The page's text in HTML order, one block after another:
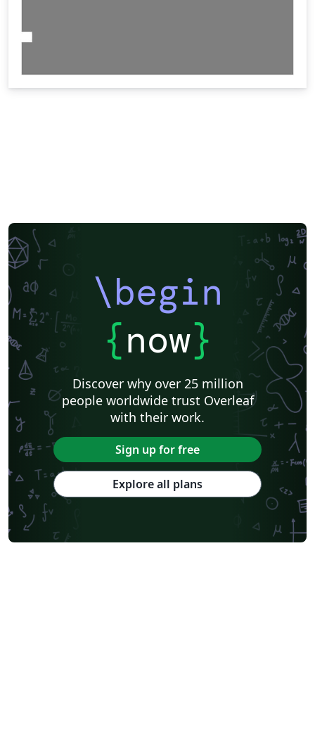
\begin
{now}
Discover why over 25 million
people worldwide trust Overleaf
with their work.
Sign up for free
Explore all plans